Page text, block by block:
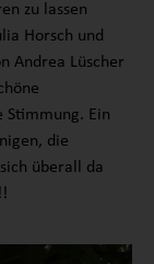
zu lassen
Horsch und
Andrea Lüscher
Stimmung. Ein
die
überall da